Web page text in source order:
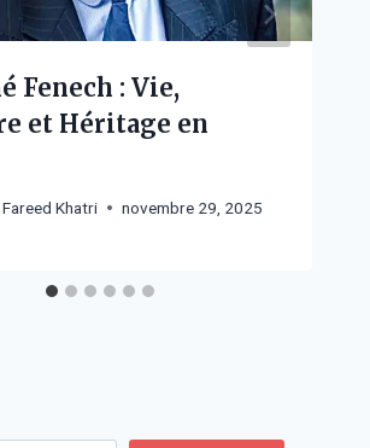
Fenech : Vie,
et Héritage en
Fareed Khatri novembre 29, 2025